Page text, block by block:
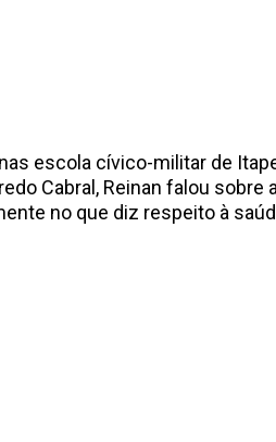
escola cívico-militar de
Cabral, Reinan falou
no que diz respeito à